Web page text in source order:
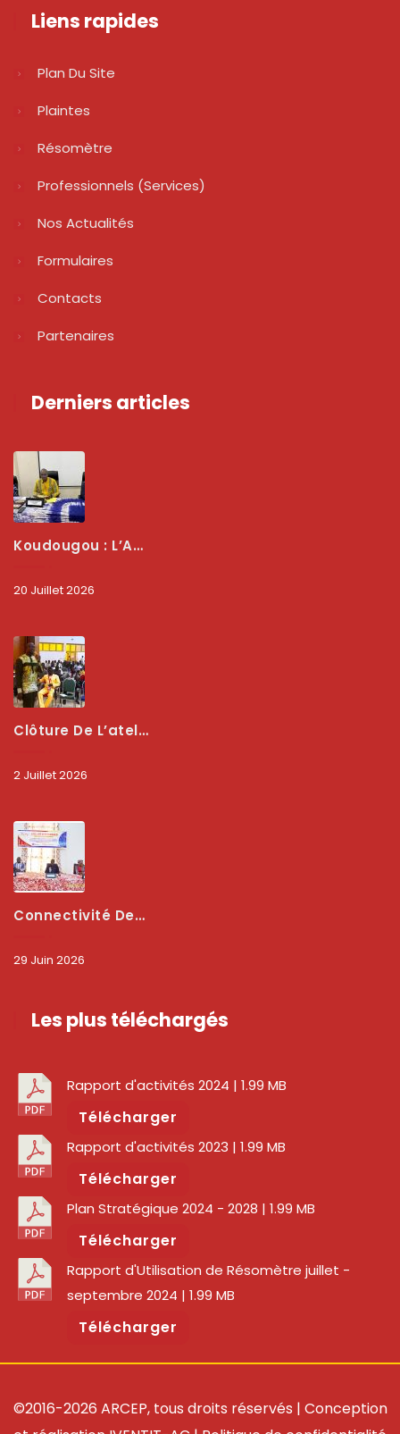
Liens rapides
Plan Du Site
Plaintes
Résomètre
Professionnels (services)
Nos Actualités
Formulaires
Contacts
Partenaires
Derniers articles
Koudougou : L’ARCEP Renforce Le Dialogue Avec Les Associations De Consommateurs Pour Mieux Protéger Les Usagers
20 Juillet 2026
Clôture De L’atelier National : L’ARCEP Et Les Collectivités Territoriales Consolident Leur Partenariat Pour Booster La Qualité Des Services Numériques
2 Juillet 2026
Connectivité Des Territoires : L’ARCEP Et Les Collectivités Territoriales Scellent Un Pacte Stratégique À Bobo-Dioulasso Pour Booster La Qualité Des Réseaux
29 Juin 2026
Les plus téléchargés
Rapport d'activités 2024 | 1.99 MB
Télécharger
Rapport d'activités 2023 | 1.99 MB
Télécharger
Plan Stratégique 2024 - 2028 | 1.99 MB
Télécharger
Rapport d'Utilisation de Résomètre juillet -
septembre 2024 | 1.99 MB
Télécharger
©2016-2026 ARCEP, tous droits réservés | Conception